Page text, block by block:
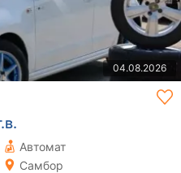
04.08.2026
Автомат
Самбор